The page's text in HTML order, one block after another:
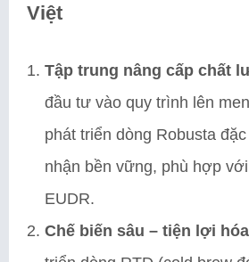
Việt
Tập trung nâng cấp chất
đầu tư vào quy trình lên
phát triển dòng Robusta
nhận bền vững, phù hợp
EUDR.
Chế biến sâu – tiện lợi